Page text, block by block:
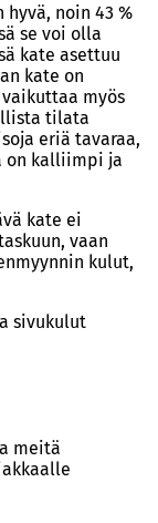
hyvä, noin 43 %
se voi olla
kate asettuu
kate on
myös
tilata
eriä tavaraa,
on kalliimpi ja
kate ei
vaan
kulut,
sivukulut
meitä